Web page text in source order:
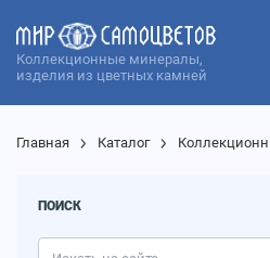
Коллекционные минералы,
изделия из цветных камней
Главная Каталог
ПОИСК